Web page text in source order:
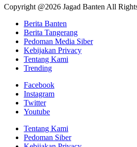
Copyright @2026 Jagad Banten All
Berita Banten
Berita Tangerang
Pedoman Media Siber
Kebijakan Privacy
Tentang Kami
Trending
Facebook
Instagram
Twitter
Youtube
Tentang Kami
Pedoman Siber